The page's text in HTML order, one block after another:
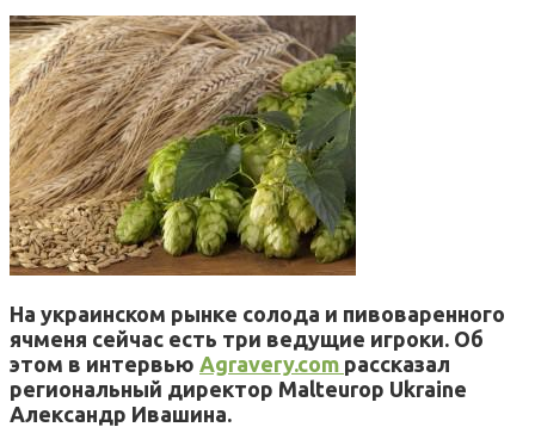
На украинском рынке солода и пивоваренного
ячменя сейчас есть три ведущие игроки. Об
этом в интервью Agravery.com рассказал
региональный директор Malteurop Ukraine
Александр Ивашина.